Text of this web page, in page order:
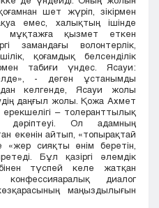
шет жүріп, зікірмен
емес, халықтың ішінде
мұқтажға қызмет еткен
замандағы волонтерлік,
қоғамдық белсенділік
табиғи үндес. Ясауи:
- деген ұстанымды
келгенде, Ясауи жолы
даңғыл жолы. Қожа Ахмет
ерекшелігі – толеранттылық
дәріптеуі. Ол адамның
екенін айтып, «топырақтай
«жер сияқты өнім беретін,
Бұл қазіргі әлемдік
түспей келе жатқан
диалог
маңыздылығын